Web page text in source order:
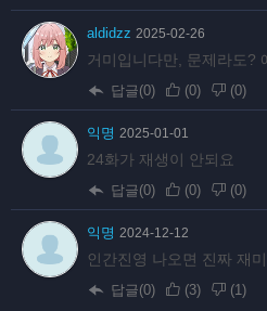
aldidzz 2025-02-26
거미입니다만, 문제라도?
답글(0) (0) (0)
익명 2025-01-01
24화가 재생이 안되요
답글(0) (0) (0)
익명 2024-12-12
인간진영 나오면 진짜 재
답글(0) (3) (1)